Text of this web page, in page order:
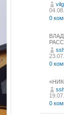
0
0
0